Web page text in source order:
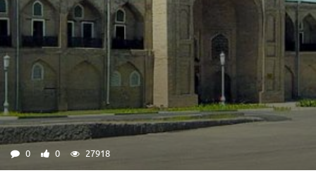
0 0 27918